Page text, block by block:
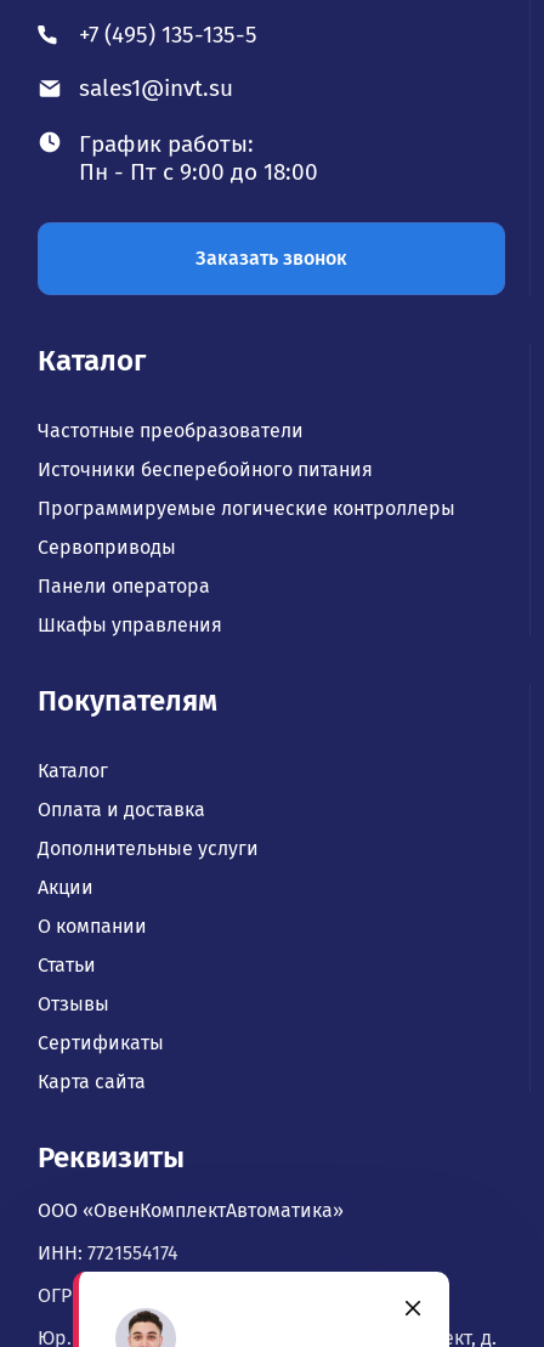
+7 (495) 135-135-5
sales1@invt.su
График работы:
Пн - Пт с 9:00 до 18:00
Заказать звонок
Каталог
Частотные преобразователи
Источники бесперебойного питания
Программируемые логические контроллеры
Сервоприводы
Панели оператора
Шкафы управления
Покупателям
Каталог
Оплата и доставка
Дополнительные услуги
Акции
О компании
Статьи
Отзывы
Сертификаты
Карта сайта
Реквизиты
ООО «ОвенКомплектАвтоматика»
ИНН: 7721554174
ОГРН: 1067746534900
Юр. адрес: 109428, Москва, Рязанский проспект, д.